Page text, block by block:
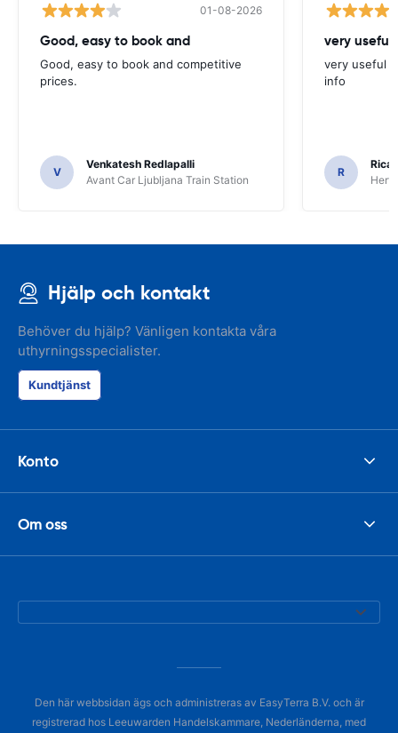
01-08-2026
Good, easy to book and
Good, easy to book and competitive
prices.
V
Venkatesh Redlapalli
Avant Car Ljubljana Train Station
very useful
very useful
info
R
Hjälp och kontakt
Behöver du hjälp? Vänligen kontakta våra
uthyrningsspecialister.
Kundtjänst
Konto
Om oss
Den här webbsidan ägs och administreras av EasyTerra B.V. och är
registrerad hos Leeuwarden Handelskammare, Nederländerna, med